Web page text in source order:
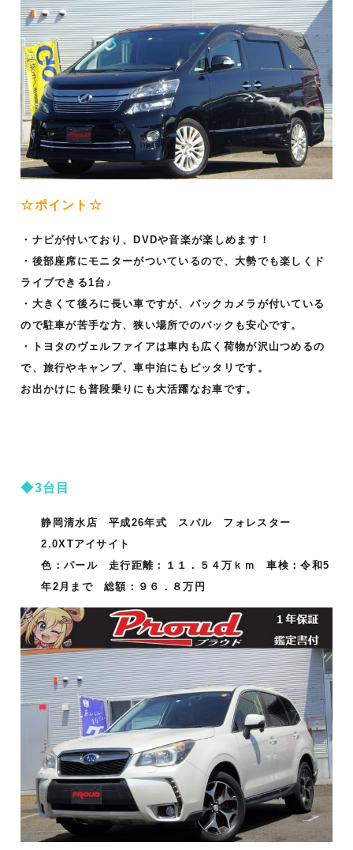
☆ポイント☆
・ナビが付いており、DVDや音楽が楽しめます！
・後部座席にモニターがついているので、大勢でも楽しくド
ライブできる1台♪
・大きくて後ろに長い車ですが、バックカメラが付いている
ので駐車が苦手な方、狭い場所でのバックも安心です。
・トヨタのヴェルファイアは車内も広く荷物が沢山つめるの
で、旅行やキャンプ、車中泊にもピッタリです。
お出かけにも普段乗りにも大活躍なお車です。
◆3台目
静岡清水店 平成26年式 スバル フォレスター
2.0XTアイサイト
色：パール 走行距離：１１．５４万ｋｍ 車検：令和5
年2月まで 総額：９６．８万円